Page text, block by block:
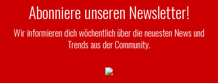
Abonniere unseren Newsletter!
Wir informieren dich wöchentlich über die neuesten News und
Trends aus der Community.